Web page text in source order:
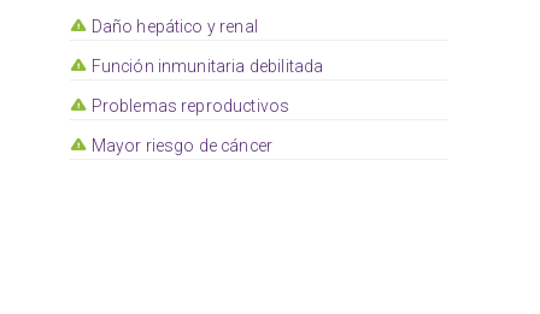
Daño hepático y renal
Función inmunitaria debilitada
Problemas reproductivos
Mayor riesgo de cáncer